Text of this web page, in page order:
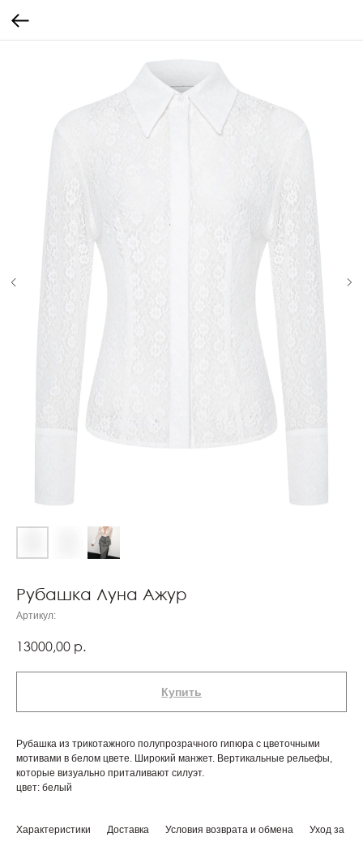
Рубашка Луна Ажур
Артикул:
13000,00 р.
Купить
Рубашка из трикотажного полупрозрачного гипюра с цветочными
мотивами в белом цвете. Широкий манжет. Вертикальные рельефы,
которые визуально приталивают силуэт.
цвет: белый
Характеристики Доставка Условия возврата и обмена Уход за